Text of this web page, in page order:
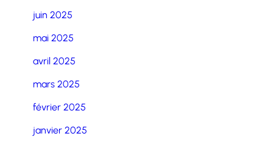
juin 2025
mai 2025
avril 2025
mars 2025
février 2025
janvier 2025